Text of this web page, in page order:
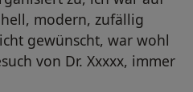
modern, zufällig
gewünscht, war wohl
von Dr. Xxxxx, immer